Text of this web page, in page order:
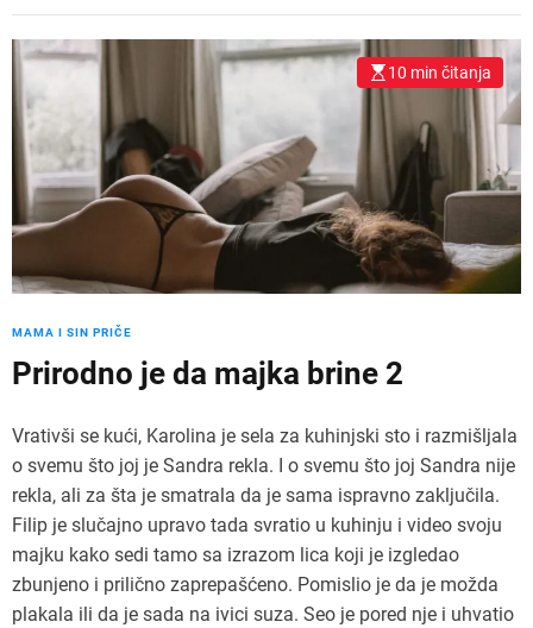
10 min čitanja
MAMA I SIN PRIČE
Prirodno je da majka brine 2
Vrativši se kući, Karolina je sela za kuhinjski sto i razmišljala
o svemu što joj je Sandra rekla. I o svemu što joj Sandra nije
rekla, ali za šta je smatrala da je sama ispravno zaključila.
Filip je slučajno upravo tada svratio u kuhinju i video svoju
majku kako sedi tamo sa izrazom lica koji je izgledao
zbunjeno i prilično zaprepašćeno. Pomislio je da je možda
plakala ili da je sada na ivici suza. Seo je pored nje i uhvatio